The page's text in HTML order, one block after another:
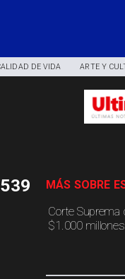
DE VIDA ARTE Y
Corte Suprema
$1.000
MÁS SOBRE